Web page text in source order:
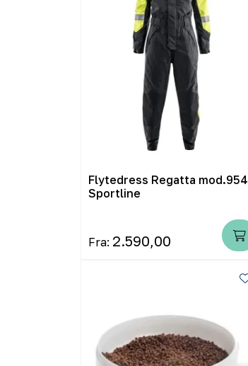
Flytedress Regatta mod.954
Sportline
Fra: 2.590,00